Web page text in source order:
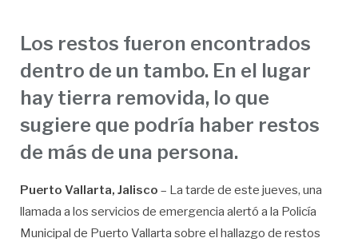
Los restos fueron encontrados
dentro de un tambo. En el lugar
hay tierra removida, lo que
sugiere que podría haber restos
de más de una persona.
Puerto Vallarta, Jalisco – La tarde de este jueves, una
llamada a los servicios de emergencia alertó a la Policía
Municipal de Puerto Vallarta sobre el hallazgo de restos